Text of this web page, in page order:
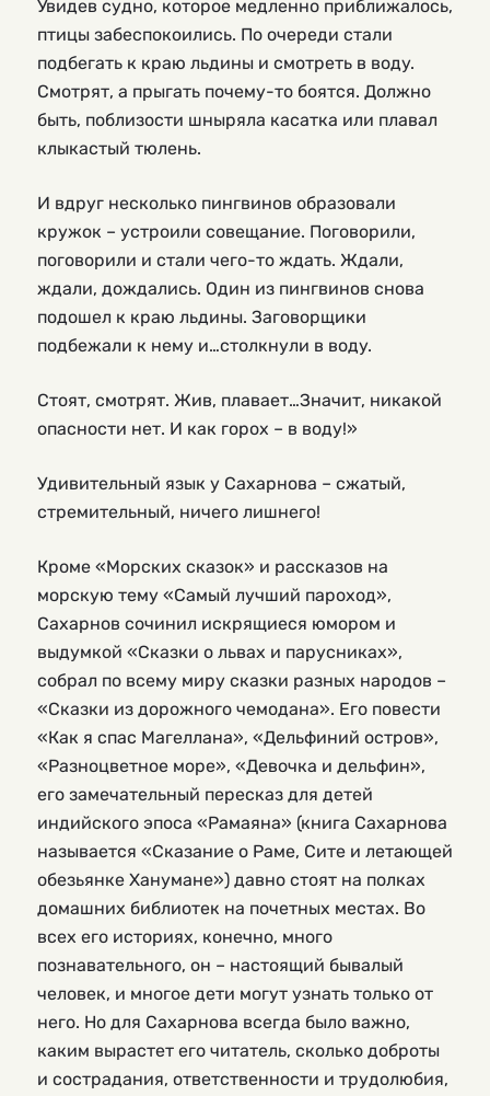
Увидев судно, которое медленно приближалось,
птицы забеспокоились. По очереди стали
подбегать к краю льдины и смотреть в воду.
Смотрят, а прыгать почему-то боятся. Должно
быть, поблизости шныряла касатка или плавал
клыкастый тюлень.
И вдруг несколько пингвинов образовали
кружок – устроили совещание. Поговорили,
поговорили и стали чего-то ждать. Ждали,
ждали, дождались. Один из пингвинов снова
подошел к краю льдины. Заговорщики
подбежали к нему и…столкнули в воду.
Стоят, смотрят. Жив, плавает…Значит, никакой
опасности нет. И как горох – в воду!»
Удивительный язык у Сахарнова – сжатый,
стремительный, ничего лишнего!
Кроме «Морских сказок» и рассказов на
морскую тему «Самый лучший пароход»,
Сахарнов сочинил искрящиеся юмором и
выдумкой «Сказки о львах и парусниках»,
собрал по всему миру сказки разных народов –
«Сказки из дорожного чемодана». Его повести
«Как я спас Магеллана», «Дельфиний остров»,
«Разноцветное море», «Девочка и дельфин»,
его замечательный пересказ для детей
индийского эпоса «Рамаяна» (книга Сахарнова
называется «Сказание о Раме, Сите и летающей
обезьянке Ханумане») давно стоят на полках
домашних библиотек на почетных местах. Во
всех его историях, конечно, много
познавательного, он – настоящий бывалый
человек, и многое дети могут узнать только от
него. Но для Сахарнова всегда было важно,
каким вырастет его читатель, сколько доброты
и сострадания, ответственности и трудолюбия,